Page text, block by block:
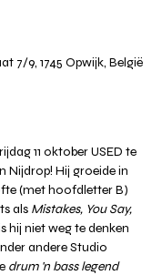
7/9, 1745 Opwijk, België
11 oktober USED te
Nijdrop! Hij groeide in
(met hoofdletter B)
als Mistakes, You Say,
hij niet weg te denken
andere Studio
drum 'n bass legend